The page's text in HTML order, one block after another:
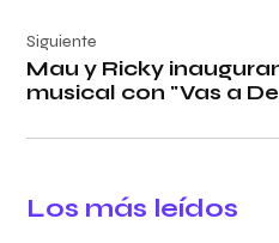
Siguiente
Mau y Ricky
musical con "Vas a
Los más leídos